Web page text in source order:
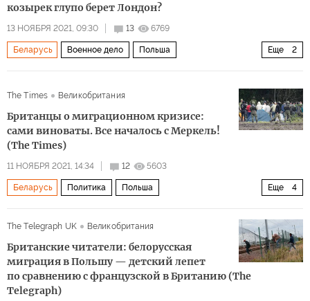
козырек глупо берет Лондон?
13 НОЯБРЯ 2021, 09:30 13 6769
Еще 2
Беларусь Военное дело Польша
The Times Великобритания
Британцы о миграционном кризисе:
сами виноваты. Все началось с Меркель!
(The Times)
11 НОЯБРЯ 2021, 14:34 12 5603
Еще 4
Беларусь Политика Польша
The Telegraph UK Великобритания
Британские читатели: белорусская
миграция в Польшу — детский лепет
по сравнению с французской в Британию (The
Telegraph)